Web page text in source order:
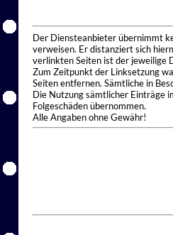
Der Diensteanbieter übernimmt
verweisen. Er distanziert sich
verlinkten Seiten ist der jeweilige
Zum Zeitpunkt der Linksetzung
Seiten entfernen. Sämtliche in
Die Nutzung sämtlicher Einträge
Folgeschäden übernommen.
Alle Angaben ohne Gewähr!